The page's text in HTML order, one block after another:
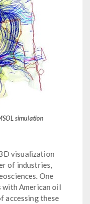
visualization
of industries,
One
American oil
accessing these
simulation